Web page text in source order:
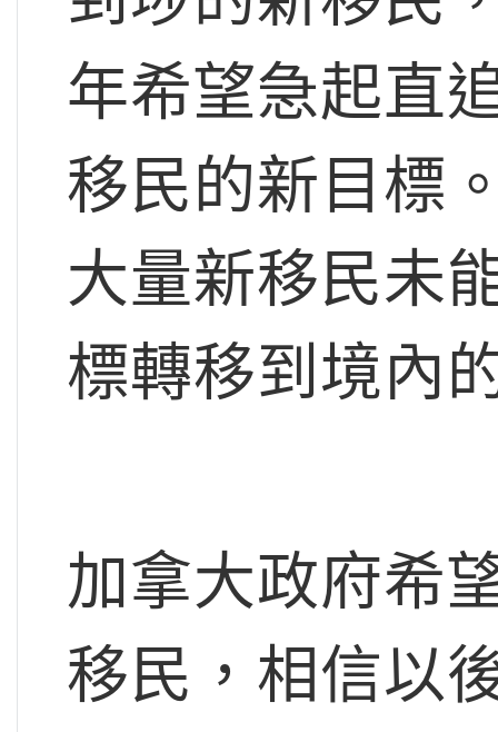
年希望急起直
移民的新目標
大量新移民未
標轉移到境內
加拿大政府希
移民，相信以